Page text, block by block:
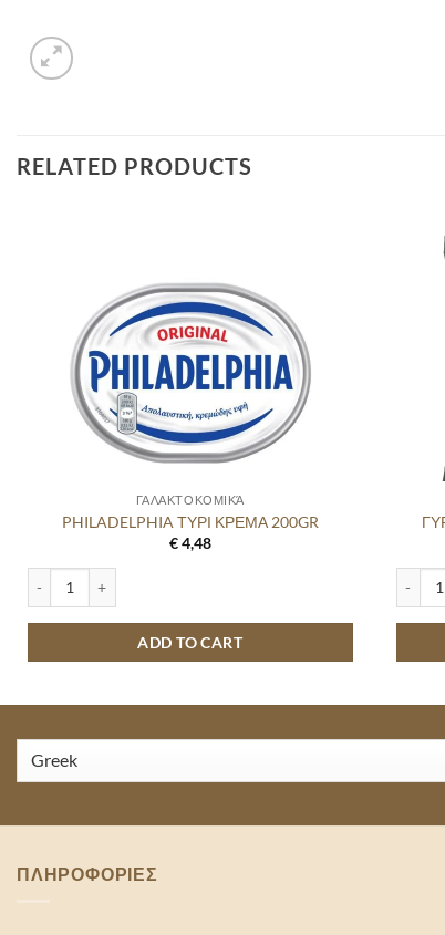
RELATED PRODUCTS
ΓΑΛΑΚΤΟΚΟΜΙΚΆ
PHILADELPHIA ΤΥΡΙ ΚΡΕΜΑ 200GR
€4,48
ADD TO CART
ΠΛΗΡΟΦΟΡΙΕΣ